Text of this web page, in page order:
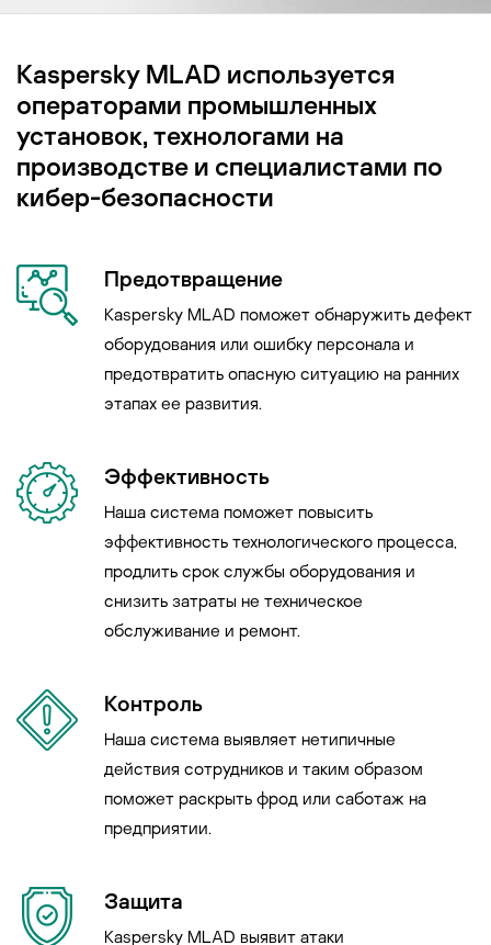
Kaspersky MLAD используется
операторами промышленных
установок, технологами на
производстве и специалистами по
кибер-безопасности
Предотвращение
Kaspersky MLAD поможет обнаружить дефект
оборудования или ошибку персонала и
предотвратить опасную ситуацию на ранних
этапах ее развития.
Эффективность
Наша система поможет повысить
эффективность технологического процесса,
продлить срок службы оборудования и
снизить затраты не техническое
обслуживание и ремонт.
Контроль
Наша система выявляет нетипичные
действия сотрудников и таким образом
поможет раскрыть фрод или саботаж на
предприятии.
Защита
Kaspersky MLAD выявит атаки